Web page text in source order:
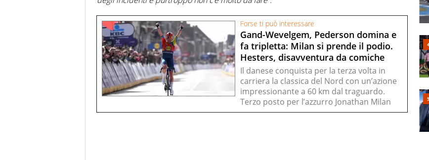
Forse ti può interessare
Gand-Wevelgem, Pederson domina e
fa tripletta: Milan si prende il podio.
Hesters, disavventura da comiche
Il danese conquista per la terza volta in
carriera la classica del Nord con un’azione
impressionante a 60 km dal traguardo.
Terzo posto per l’azzurro Jonathan Milan